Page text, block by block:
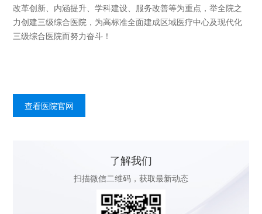
改革创新、内涵提升、学科建设、服务改善等为重点，举全院之
力创建三级综合医院，为高标准全面建成区域医疗中心及现代化
三级综合医院而努力奋斗！
查看医院官网
了解我们
扫描微信二维码，获取最新动态